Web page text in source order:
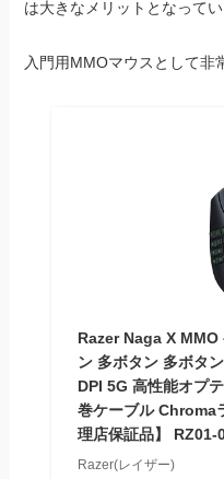
は大きなメリットとなってい
入門用MMOマウスとして非
Razer Naga X MMO
ン 多ボタン 多ボタ
DPI 5G 高性能オプ
巻ケーブル Chroma
理店保証品】 RZ01-
Razer(レイザー)